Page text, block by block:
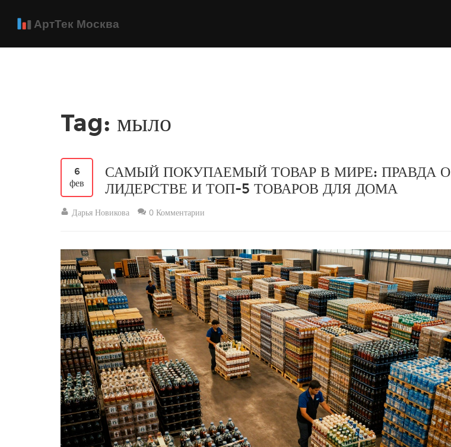
Tag: мыло
6
фев
САМЫЙ ПОКУПАЕМЫЙ ТОВАР В МИРЕ: ПРАВДА О
ЛИДЕРСТВЕ И ТОП-5 ТОВАРОВ ДЛЯ ДОМА
Дарья Новикова 0 Комментарии